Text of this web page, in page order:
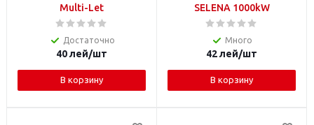
Multi-Let
Достаточно
40лей/шт
В корзину
SELENA 1000kW
Много
42лей/шт
В корзину